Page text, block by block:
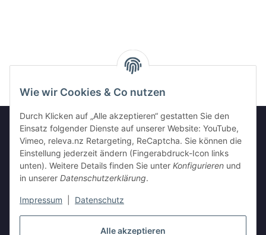
Alle akzeptieren
Wie wir Cookies & Co nutzen
Durch Klicken auf „Alle akzeptieren“ gestatten Sie den
Einsatz folgender Dienste auf unserer Website: YouTube,
Vimeo, releva.nz Retargeting, ReCaptcha. Sie können die
Einstellung jederzeit ändern (Fingerabdruck-Icon links
unten). Weitere Details finden Sie unter Konfigurieren und
in unserer Datenschutzerklärung.
Impressum Datenschutz
Informationen
Gesetzliche Informationen
Vertrag widerrufen